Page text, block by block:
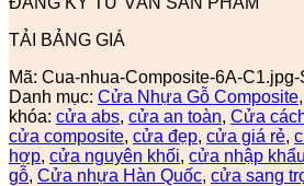
TẢI BẢNG GIÁ
Mã: Cua-nhua-Composite-6A-
Danh mục: Cửa Nhựa Gỗ Composite,
khóa: cửa abs, cửa an toàn, Cửa
cửa composite, cửa đẹp, cửa giá rẻ,
hợp, cửa nguyên khối, cửa nhập khẩu
gỗ, Cửa nhựa Hàn Quốc, cửa sang